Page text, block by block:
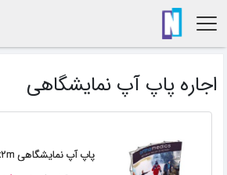
اجاره پاپ آپ نمایشگاهی
پاپ آپ نمایشگاهی ۳x۲m